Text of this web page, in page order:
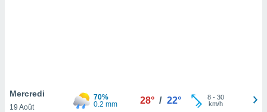
notre
Mercredi
19 Août
70%
0.2 mm
28° / 22° 8- 30
km/h